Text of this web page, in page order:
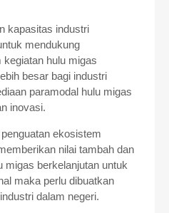
kapasitas industri
mendukung
hulu migas
besar bagi industri
paramodal hulu migas
inovasi.
ekosistem
nilai tambah dan
migas berkelanjutan untuk
maka perlu dibuatkan
dalam negeri.